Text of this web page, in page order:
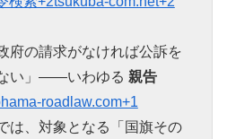
府の請求がなければ公訴を
い」――いわゆる 親告
roadlaw.com+1
は、対象となる「国旗その